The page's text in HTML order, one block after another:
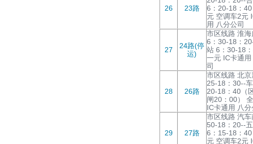
26 23路
6：20-18：40
元 空调车2元
用 八分公司
27
24路(停
运)
市区线路 淮海
6：30-18：
站 6：30-18
一元 IC卡通用
司
28 26路
市区线路 北京
25-18：30--车
20-18：40（
闸20：00）
IC卡通用 八分
29 27路
市区线路 汽车
50-18：20--
6：15-18：40
元 空调车2元